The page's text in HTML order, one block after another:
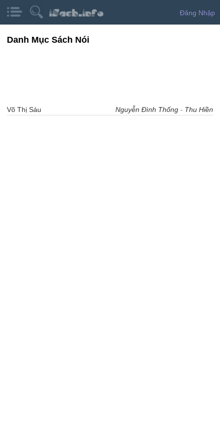
Đăng Nhập
Danh Mục Sách Nói
Võ Thị Sáu Nguyễn Đình Thống - Thu Hiền